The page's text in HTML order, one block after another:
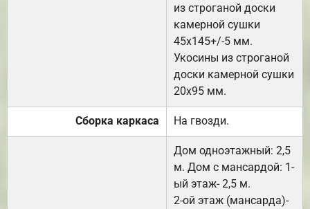
из строганой доски
камерной сушки
45х145+/-5 мм.
Укосины из строганой
доски камерной сушки
20х95 мм.
Сборка каркаса На гвозди.
Дом одноэтажный: 2,5
м. Дом с мансардой: 1-
ый этаж- 2,5 м.
2-ой этаж (мансарда)-